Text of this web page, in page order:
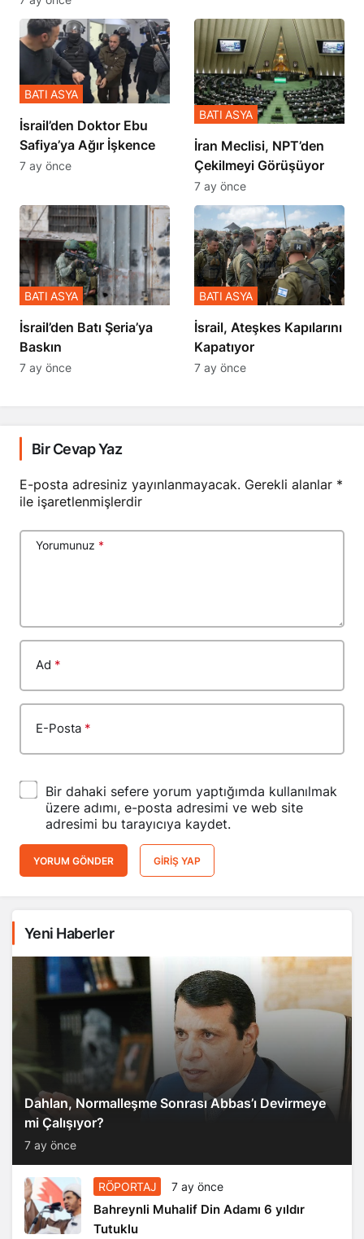
İsrail’den Doktor Ebu
Safiya’ya Ağır İşkence
BATI ASYA
7 ay önce
İran Meclisi, NPT’den
Çekilmeyi Görüşüyor
BATI ASYA
7 ay önce
​​​​​​​İsrail’den Batı Şeria’ya
Baskın
BATI ASYA
7 ay önce
İsrail, Ateşkes Kapılarını
Kapatıyor
BATI ASYA
7 ay önce
Bir Cevap Yaz
E-posta adresiniz yayınlanmayacak. Gerekli alanlar *
ile işaretlenmişlerdir
Yorumunuz *
Ad *
E-Posta *
Bir dahaki sefere yorum yaptığımda kullanılmak
üzere adımı, e-posta adresimi ve web site
adresimi bu tarayıcıya kaydet.
YORUM GÖNDER GIRIŞ YAP
Yeni Haberler
Dahlan, Normalleşme Sonrası Abbas’ı Devirmeye
mi Çalışıyor?
7 ay önce
RÖPORTAJ 7 ay önce
Bahreynli Muhalif Din Adamı 6 yıldır
Tutuklu